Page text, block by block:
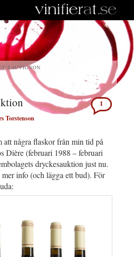
SAUVIGNON
Torstenson
1
några flaskor från min tid på
Dière (februari 1988 – februari
dryckesauktion just nu.
info (och lägga ett bud). För